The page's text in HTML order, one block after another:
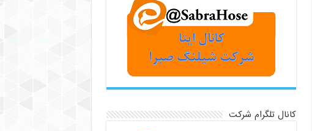
کانال تلگرام شرکت